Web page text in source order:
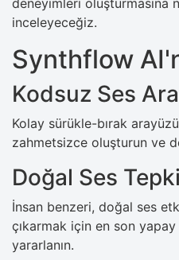
inceleyeceğiz.
Synthflow
Kodsuz Ses
Kolay sürükle-bırak
zahmetsizce oluşturun ve
Doğal Ses
İnsan benzeri, doğal ses
çıkarmak için en son
yararlanın.